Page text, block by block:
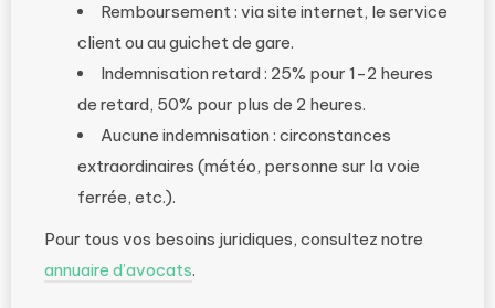
Remboursement : via site internet, le service
client ou au guichet de gare.
Indemnisation retard : 25% pour 1-2 heures
de retard, 50% pour plus de 2 heures.
Aucune indemnisation : circonstances
extraordinaires (météo, personne sur la voie
ferrée, etc.).
Pour tous vos besoins juridiques, consultez notre
annuaire d’avocats.